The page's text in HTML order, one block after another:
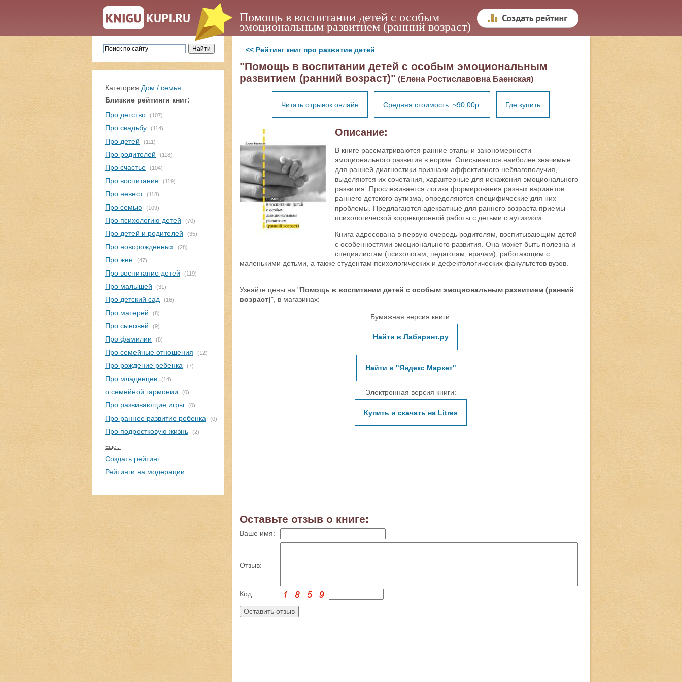
Помощь в воспитании детей с особым
эмоциональным развитием (ранний возраст)
Категория Дом / семья
Близкие рейтинги книг:
Про детство
(107)
Про свадьбу (114)
Про детей (111)
Про родителей (118)
Про счастье (104)
Про воспитание (119)
Про невест (118)
Про семью (109)
Про психологию детей (70)
Про детей и родителей (35)
Про новорожденных (28)
Про жен (47)
Про воспитание детей (119)
Про малышей (31)
Про детский сад (16)
Про матерей (8)
Про сыновей (9)
Про фамилии (8)
Про семейные отношения (12)
Про рождение ребенка (7)
Про младенцев (14)
о семейной гармонии (0)
Про развивающие игры (0)
Про раннее развитие ребенка (0)
Про подростковую жизнь (2)
Еще...
Создать рейтинг
Рейтинги на модерации
<< Рейтинг книг про развитие детей
"Помощь в воспитании детей с особым эмоциональным
развитием (ранний возраст)" (Елена Ростиславовна Баенская)
Читать отрывок онлайн Средняя стоимость: ~90,00р. Где купить
Описание:
В книге рассматриваются ранние этапы и закономерности
эмоционального развития в норме. Описываются наиболее значимые
для ранней диагностики признаки аффективного неблагополучия,
выделяются их сочетания, характерные для искажения эмоционального
развития. Прослеживается логика формирования разных вариантов
раннего детского аутизма, определяются специфические для них
проблемы. Предлагаются адекватные для раннего возраста приемы
психологической коррекционной работы с детьми с аутизмом.
Книга адресована в первую очередь родителям, воспитывающим детей
с особенностями эмоционального развития. Она может быть полезна и
специалистам (психологам, педагогам, врачам), работающим с
маленькими детьми, а также студентам психологических и дефектологических факультетов вузов.
Узнайте цены на "Помощь в воспитании детей с особым эмоциональным развитием (ранний
возраст)", в магазинах:
Бумажная версия книги:
Найти в Лабиринт.ру
Найти в "Яндекс Маркет"
Электронная версия книги:
Купить и скачать на Litres
Оставьте отзыв о книге:
Ваше имя:
Отзыв:
Код: